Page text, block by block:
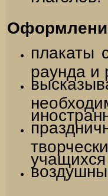
плакаты
раунда и
учащихся